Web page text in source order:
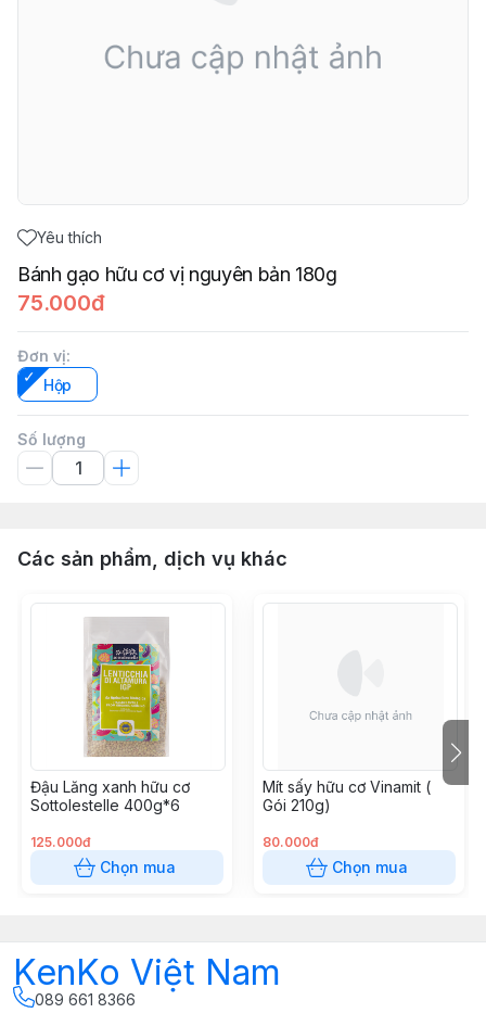
Yêu thích
Bánh gạo hữu cơ vị nguyên bản 180g
75.000đ
Đơn vị:
Hộp
Số lượng
Các sản phẩm, dịch vụ khác
Đậu Lăng xanh hữu cơ
Sottolestelle 400g*6
125.000đ
Chọn mua
Mít sấy hữu cơ Vinamit (
Gói 210g)
80.000đ
Chọn mua
KenKo Việt Nam
089 661 8366